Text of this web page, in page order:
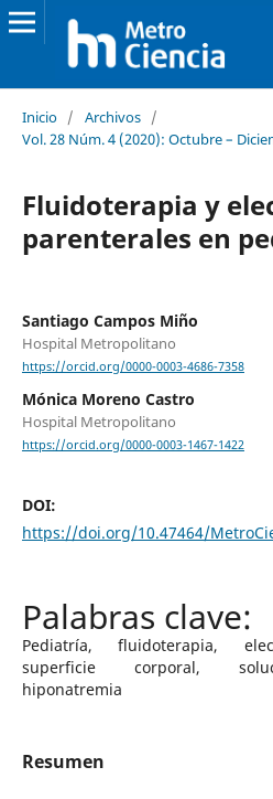
Inicio / Archivos /
Vol. 28 Núm. 4 (2020): Octubre –
Fluidoterapia y
parenterales en
Santiago Campos Miño
Hospital Metropolitano
https://orcid.org/0000-0003-4686-7358
Mónica Moreno Castro
Hospital Metropolitano
https://orcid.org/0000-0003-1467-1422
DOI:
https://doi.org/10.47464/
Pediatría, fluidoterapia,
superficie corporal,
hiponatremia
Resumen